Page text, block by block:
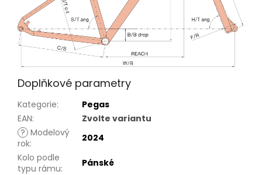
Doplňkové parametry
Kategorie:
Pegas
EAN:
Zvolte variantu
? Modelový
rok:
2024
Kolo podle
typu rámu:
Pánské